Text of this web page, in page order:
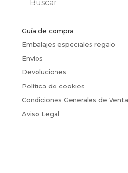
Guía de compra
Embalajes especiales regalo
Envíos
Devoluciones
Política de cookies
Condiciones Generales de Venta
Aviso Legal